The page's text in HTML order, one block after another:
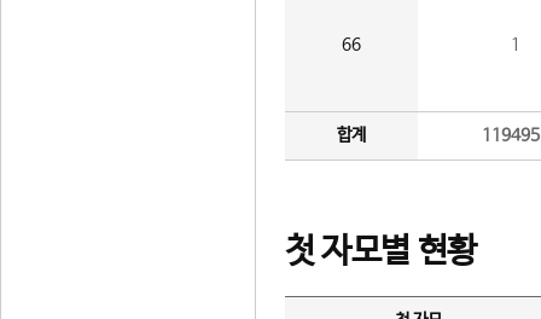
66 1
합계
첫 자모별 현황